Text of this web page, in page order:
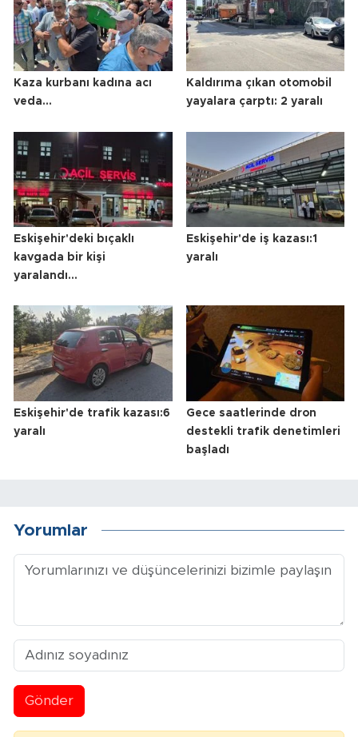
Kaza kurbanı kadına acı
veda...
Kaldırıma çıkan otomobil
yayalara çarptı: 2 yaralı
Eskişehir'deki bıçaklı
kavgada bir kişi
yaralandı...
Eskişehir'de iş kazası:1
yaralı
Eskişehir'de trafik kazası:6
yaralı
Gece saatlerinde dron
destekli trafik denetimleri
başladı
Yorumlar
Gönder